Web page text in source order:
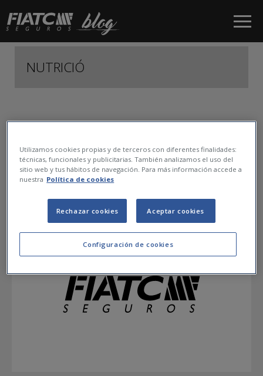
Salta al contingut principal
NUTRICIÓ
1
Utilizamos cookies propias y de terceros con diferentes finalidades:
técnicas, funcionales y publicitarias. También analizamos el uso del
sitio web y tus hábitos de navegación. Para más información accede a
nuestra Política de cookies
Configuración de cookies
Rechazar cookies Aceptar cookies